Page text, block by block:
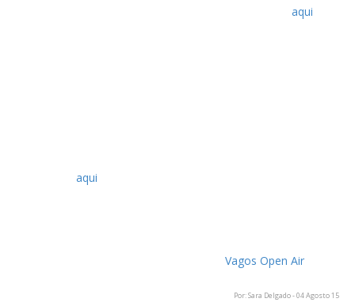
aqui
aqui
Vagos Open Air
Por: Sara Delgado - 04 Agosto 15